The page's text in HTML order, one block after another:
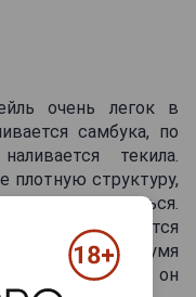
очень легок в
самбука, по
текила.
плотную структуру,
смешаться.
здесь и прячется
между двумя
казаться, что он